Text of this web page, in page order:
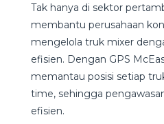
Tak hanya di sektor
membantu perusahaan
mengelola truk mixer
efisien. Dengan GPS
memantau posisi setiap
time, sehingga
efisien.